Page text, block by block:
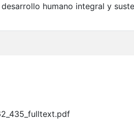
humano integral y